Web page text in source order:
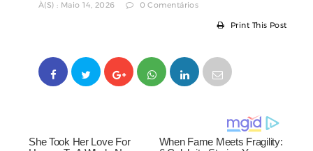
À(s) : Maio 14, 2026 0 Comentários
Print This Post